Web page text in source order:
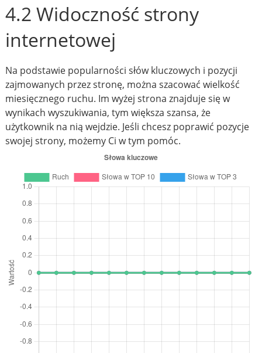
4.2 Widoczność strony
internetowej
Na podstawie popularności słów kluczowych i pozycji
zajmowanych przez stronę, można szacować wielkość
miesięcznego ruchu. Im wyżej strona znajduje się w
wynikach wyszukiwania, tym większa szansa, że
użytkownik na nią wejdzie. Jeśli chcesz poprawić pozycje
swojej strony, możemy Ci w tym pomóc.